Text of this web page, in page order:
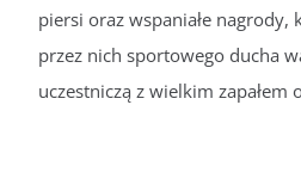
piersi oraz wspaniałe
przez nich sportowego ducha
uczestniczą z wielkim zapałem